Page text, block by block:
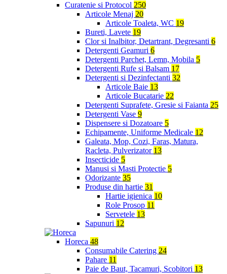
Curatenie si Protocol 250
Articole Menaj 20
Articole Toaleta, WC 19
Bureti, Lavete 19
Clor si Inalbitor, Detartrant, Degresanti 6
Detergenti Geamuri 6
Detergenti Parchet, Lemn, Mobila 5
Detergenti Rufe si Balsam 17
Detergenti si Dezinfectanti 32
Articole Baie 13
Articole Bucatarie 22
Detergenti Suprafete, Gresie si Faianta 25
Detergenti Vase 9
Dispensere si Dozatoare 5
Echipamente, Uniforme Medicale 12
Galeata, Mop, Cozi, Faras, Matura,
Racleta, Pulverizator 13
Insecticide 5
Manusi si Masti Protectie 5
Odorizante 35
Produse din hartie 31
Hartie igienica 10
Role Prosop 11
Servetele 13
Sapunuri 12
Horeca 48
Consumabile Catering 24
Pahare 11
Paie de Baut, Tacamuri, Scobitori 13